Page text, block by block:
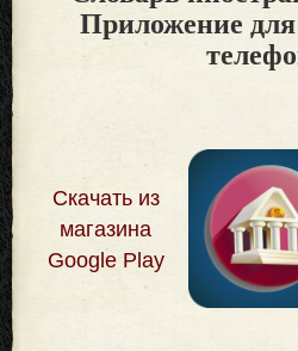
Приложение
Скачать из
магазина
Google Play